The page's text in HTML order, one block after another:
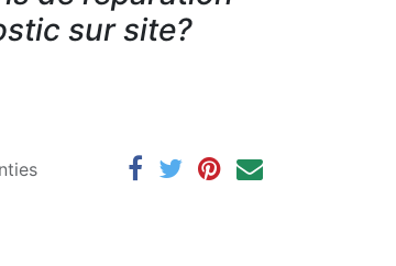
sur site?